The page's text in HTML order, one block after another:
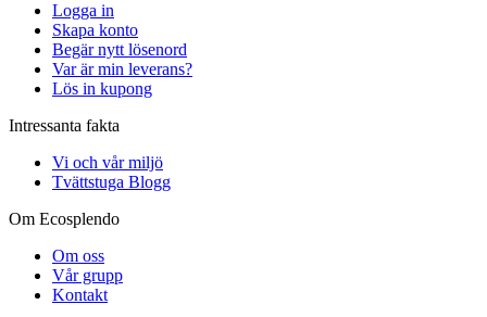
Logga in
Skapa konto
Begär nytt lösenord
Var är min leverans?
Lös in kupong
Intressanta fakta
Vi och vår miljö
Tvättstuga Blogg
Om Ecosplendo
Om oss
Vår grupp
Kontakt